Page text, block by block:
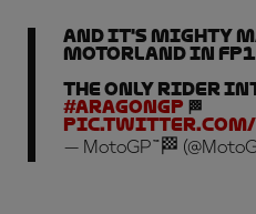
And it's mighty
MotorLand in
The only rider
#AragonGP 🏁
pic.twitter.com/
— MotoGP™🏁